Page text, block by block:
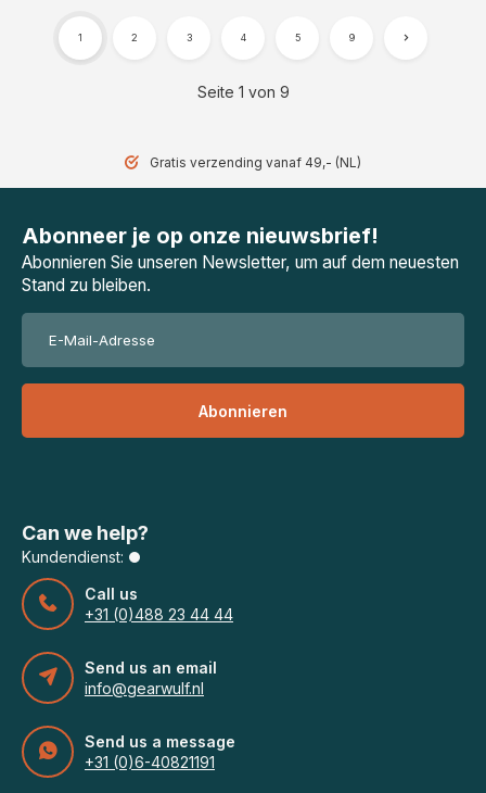
Seite 1 von 9
1 2 3 4 5 9
Gratis verzending vanaf 49,- (NL)
Abonneer je op onze nieuwsbrief!
Abonnieren Sie unseren Newsletter, um auf dem neuesten
Stand zu bleiben.
Abonnieren
Can we help?
Kundendienst:
Call us
+31 (0)488 23 44 44
Send us an email
info@gearwulf.nl
Send us a message
+31 (0)6-40821191